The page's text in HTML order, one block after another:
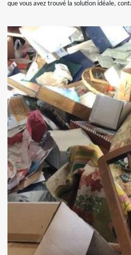
que vous avez trouvé la solution idéale,